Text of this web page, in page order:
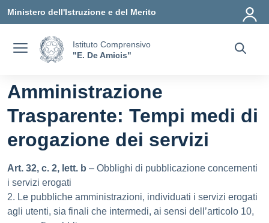
Ministero dell'Istruzione e del Merito
Istituto Comprensivo
"E. De Amicis"
Amministrazione
Trasparente: Tempi medi di
erogazione dei servizi
Art. 32, c. 2, lett. b – Obblighi di pubblicazione concernenti
i servizi erogati
2. Le pubbliche amministrazioni, individuati i servizi erogati
agli utenti, sia finali che intermedi, ai sensi dell’articolo 10,